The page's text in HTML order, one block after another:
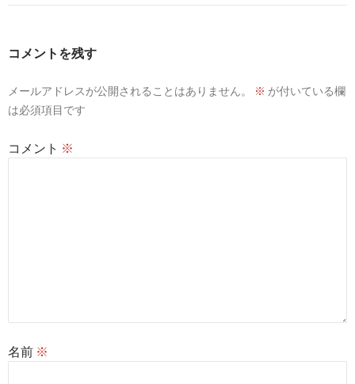
ゲ
ョ
コメントを残す
メールアドレスが公開されることはありません。 ※ が付いている欄
は必須項目です
コメント ※
名前 ※